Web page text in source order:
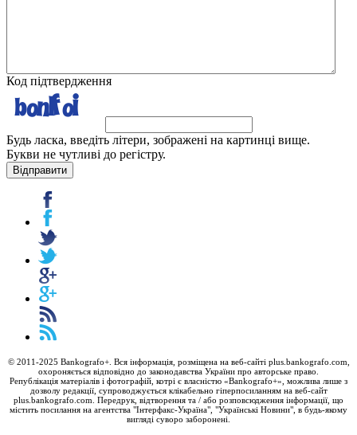
Код підтвердження
Будь ласка, введіть літери, зображені на картинці вище.
Букви не чутливі до регістру.
Відправити
© 2011-2025 Bankografo+. Вся інформація, розміщена на веб-сайті plus.bankografo.com,
охороняється відповідно до законодавства України про авторське право.
Републікація матеріалів і фотографій, котрі є власністю «Bankografo+», можлива лише з
дозволу редакції, супроводжується клікабельно гіперпосиланням на веб-сайт
plus.bankografo.com. Передрук, відтворення та / або розповсюдження інформації, що
містить посилання на агентства "Iнтерфакс-Україна", "Українські Новини", в будь-якому
вигляді суворо заборонені.